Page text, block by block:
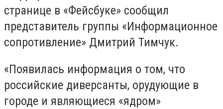
странице в «Фейсбуке» сообщил
представитель группы «Информационное
сопротивление» Дмитрий Тимчук.
«Появилась информация о том, что
российские диверсанты, орудующие в
городе и являющиеся «ядром»